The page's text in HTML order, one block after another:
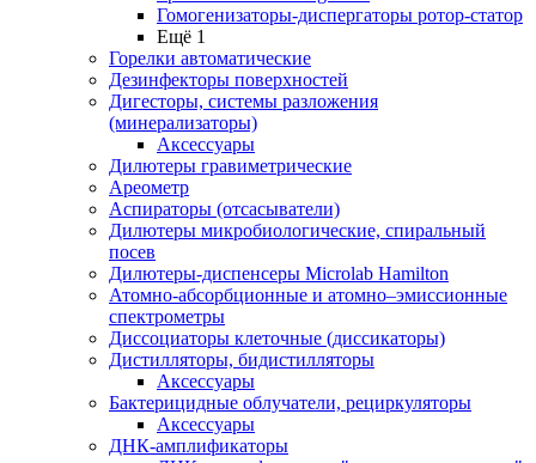
Гомогенизаторы-диспергаторы ротор-статор
Ещё 1
Горелки автоматические
Дезинфекторы поверхностей
Дигесторы, системы разложения
(минерализаторы)
Аксессуары
Дилютеры гравиметрические
Ареометр
Аспираторы (отсасыватели)
Дилютеры микробиологические, спиральный
посев
Дилютеры-диспенсеры Microlab Hamilton
Атомно-абсорбционные и атомно–эмиссионные
спектрометры
Диссоциаторы клеточные (диссикаторы)
Дистилляторы, бидистилляторы
Аксессуары
Бактерицидные облучатели, рециркуляторы
Аксессуары
ДНК-амплификаторы